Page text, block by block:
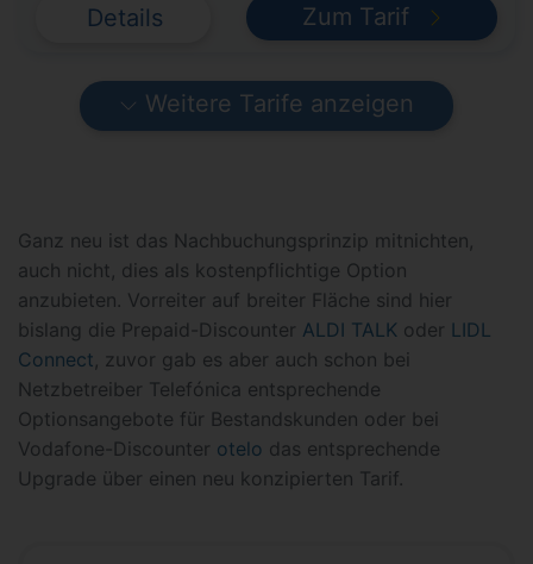
Details Zum Tarif
Weitere Tarife anzeigen
Ganz neu ist das Nachbuchungsprinzip mitnichten,
auch nicht, dies als kostenpflichtige Option
anzubieten. Vorreiter auf breiter Fläche sind hier
bislang die Prepaid-Discounter ALDI TALK oder LIDL
Connect , zuvor gab es aber auch schon bei
Netzbetreiber Telefónica entsprechende
Optionsangebote für Bestandskunden oder bei
Vodafone-Discounter otelo das entsprechende
Upgrade über einen neu konzipierten Tarif.